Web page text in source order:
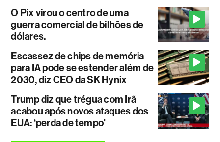
O Pix virou o centro de uma
guerra comercial de bilhões de
dólares.
Escassez de chips de memória
para IA pode se estender além de
2030, diz CEO da SK Hynix
Trump diz que trégua com Irã
acabou após novos ataques dos
EUA: ‘perda de tempo'